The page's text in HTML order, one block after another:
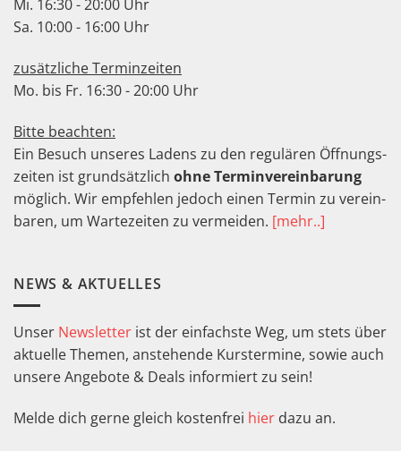
Mi. 16:30 - 20:00 Uhr
Sa. 10:00 - 16:00 Uhr
zusätzliche Terminzeiten
Mo. bis Fr. 16:30 - 20:00 Uhr
Bitte beachten:
Ein Besuch unseres Ladens zu den regu­lären Öffnungs­
zeiten ist grund­sätz­lich ohne Termin­verein­barung
möglich. Wir empfeh­len jedoch einen Termin zu ver­ein­
baren, um Warte­zeiten zu ver­meiden. [mehr..]
NEWS & AKTUELLES
Unser Newsletter ist der einfachste Weg, um stets über
aktuelle Themen, anstehende Kurstermine, sowie auch
unsere Angebote & Deals informiert zu sein!
Melde dich gerne gleich kostenfrei hier dazu an.